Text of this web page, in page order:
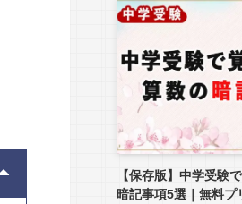
【保存版】中学受験
暗記事項5選｜無料プ